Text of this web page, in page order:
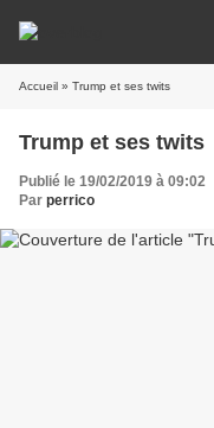
Accueil » Trump et ses twits
Trump et ses twits
Publié le 19/02/2019 à 09:02
Par perrico